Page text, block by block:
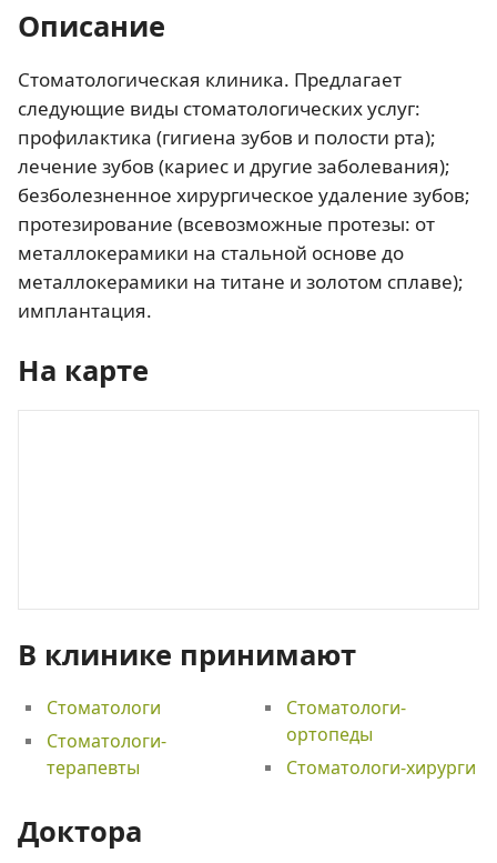
Описание
Стоматологическая клиника. Предлагает
следующие виды стоматологических услуг:
профилактика (гигиена зубов и полости рта);
лечение зубов (кариес и другие заболевания);
безболезненное хирургическое удаление зубов;
протезирование (всевозможные протезы: от
металлокерамики на стальной основе до
металлокерамики на титане и золотом сплаве);
имплантация.
На карте
В клинике принимают
Стоматологи
Стоматологи-
терапевты
Стоматологи-
ортопеды
Стоматологи-хирурги
Доктора